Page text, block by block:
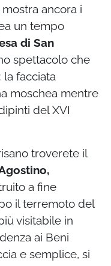
ancora i
un tempo
di San
spettacolo che
facciata
moschea mentre
del XVI
troverete il
a fine
il terremoto del
visitabile in
ai Beni
e semplice, si